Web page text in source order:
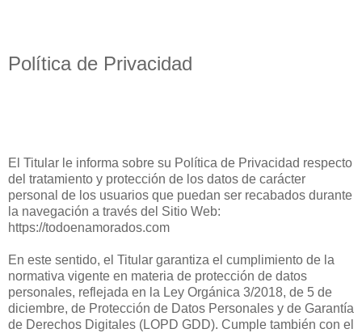
Política de Privacidad
El Titular le informa sobre su Política de Privacidad respecto
del tratamiento y protección de los datos de carácter
personal de los usuarios que puedan ser recabados durante
la navegación a través del Sitio Web:
https://todoenamorados.com
En este sentido, el Titular garantiza el cumplimiento de la
normativa vigente en materia de protección de datos
personales, reflejada en la Ley Orgánica 3/2018, de 5 de
diciembre, de Protección de Datos Personales y de Garantía
de Derechos Digitales (LOPD GDD). Cumple también con el